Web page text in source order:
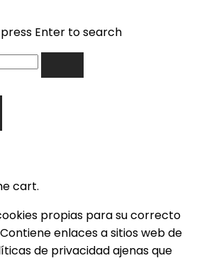
Enter to search
cart.
propias para su correcto
enlaces a sitios web de
de privacidad ajenas que